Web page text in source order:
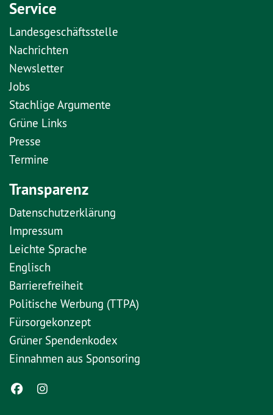
Service
Landesgeschäftsstelle
Nachrichten
Newsletter
Jobs
Stachlige Argumente
Grüne Links
Presse
Termine
Transparenz
Datenschutzerklärung
Impressum
Leichte Sprache
Englisch
Barrierefreiheit
Politische Werbung (TTPA)
Fürsorgekonzept
Grüner Spendenkodex
Einnahmen aus Sponsoring